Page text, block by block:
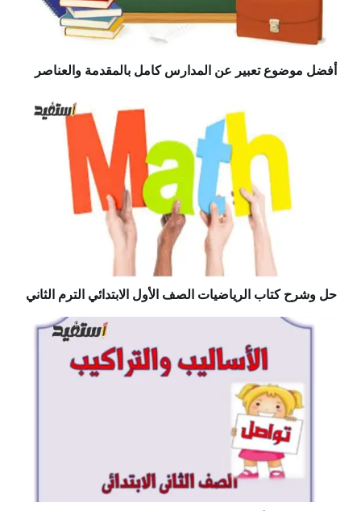
أفضل موضوع تعبير عن المدارس كامل بالمقدمة والعناصر
حل وشرح كتاب الرياضيات الصف الأول الابتدائي الترم الثاني